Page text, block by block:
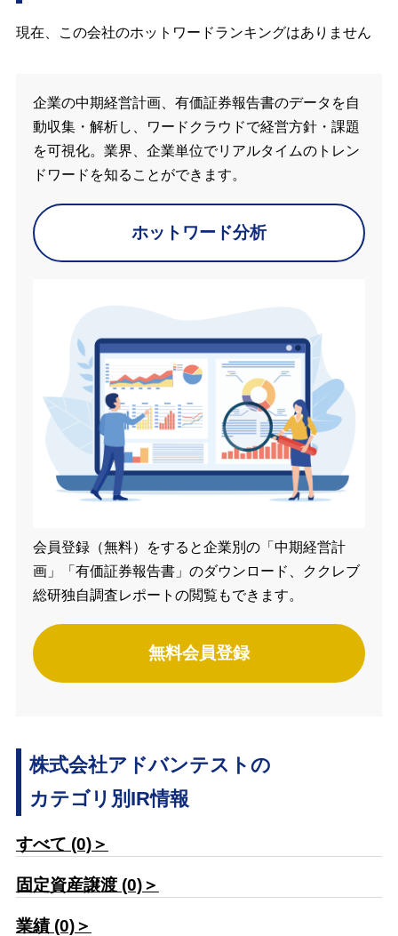
現在、この会社のホットワードランキングはありません
企業の中期経営計画、有価証券報告書のデータを自
動収集・解析し、ワードクラウドで経営方針・課題
を可視化。業界、企業単位でリアルタイムのトレン
ドワードを知ることができます。
ホットワード分析
会員登録（無料）をすると企業別の「中期経営計
画」「有価証券報告書」のダウンロード、ククレブ
総研独自調査レポートの閲覧もできます。
無料会員登録
株式会社アドバンテストの
カテゴリ別IR情報
すべて (0)＞
固定資産譲渡 (0)＞
業績 (0)＞